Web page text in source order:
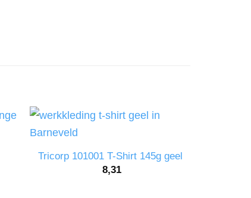
Tricorp 101001 T-Shirt 145g geel
8,31